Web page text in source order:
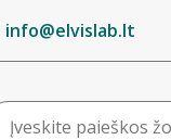
info@elvislab.lt